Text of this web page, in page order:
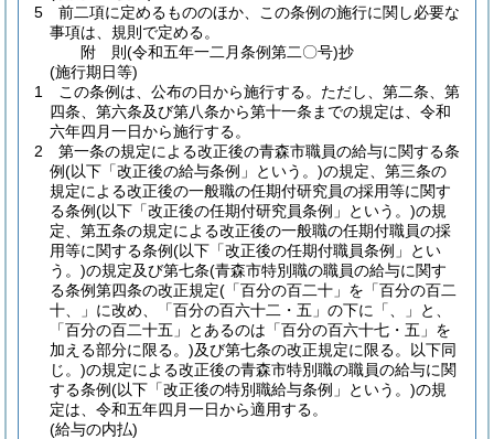
5
前二項に定めるもののほか、この条例の施行に関し必要な
事項は、規則で定める。
附 則(令和五年一二月条例第二〇号)抄
(施行期日等)
1
この条例は、公布の日から施行する。 ただし、第二条、第
四条、第六条及び第八条から第十一条までの規定は、令和
六年四月一日から施行する。
2
第一条の規定による改正後の青森市職員の給与に関する条
例(以下「改正後の給与条例」という。)の規定、第三条の
規定による改正後の一般職の任期付研究員の採用等に関す
る条例(以下「改正後の任期付研究員条例」という。)の規
定、第五条の規定による改正後の一般職の任期付職員の採
用等に関する条例(以下「改正後の任期付職員条例」とい
う。)の規定及び第七条(青森市特別職の職員の給与に関す
る条例第四条の改正規定(「百分の百二十」を「百分の百二
十、」に改め、「百分の百六十二・五」の下に「、」と、
「百分の百二十五」とあるのは「百分の百六十七・五」を
加える部分に限る。)及び第七条の改正規定に限る。以下同
じ。)の規定による改正後の青森市特別職の職員の給与に関
する条例(以下「改正後の特別職給与条例」という。)の規
定は、令和五年四月一日から適用する。
(給与の内払)